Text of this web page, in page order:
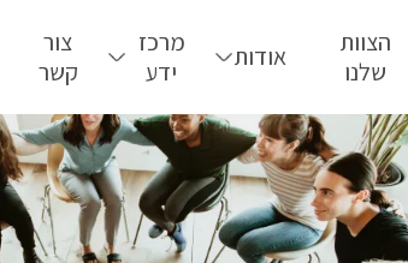
הצוות
שלנו
אודות
מרכז
ידע
צור
קשר